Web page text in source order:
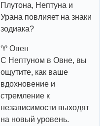
Плутона, Нептуна и
Урана повлияет на знаки
зодиака?
♈️ Овен
С Нептуном в Овне, вы
ощутите, как ваше
вдохновение и
стремление к
независимости выходят
на новый уровень.